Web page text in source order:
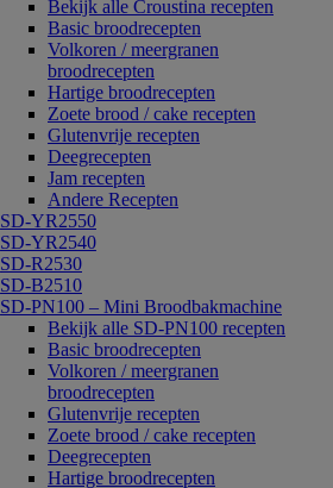
Bekijk alle Croustina recepten
Basic broodrecepten
Volkoren / meergranen
broodrecepten
Hartige broodrecepten
Zoete brood / cake recepten
Glutenvrije recepten
Deegrecepten
Jam recepten
Andere Recepten
SD-YR2550
SD-YR2540
SD-R2530
SD-B2510
SD-PN100 – Mini Broodbakmachine
Bekijk alle SD-PN100 recepten
Basic broodrecepten
Volkoren / meergranen
broodrecepten
Glutenvrije recepten
Zoete brood / cake recepten
Deegrecepten
Hartige broodrecepten